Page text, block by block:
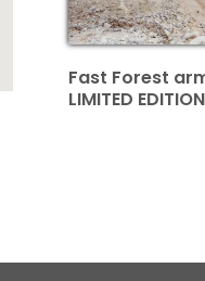
Fast Forest
LIMITED EDITION